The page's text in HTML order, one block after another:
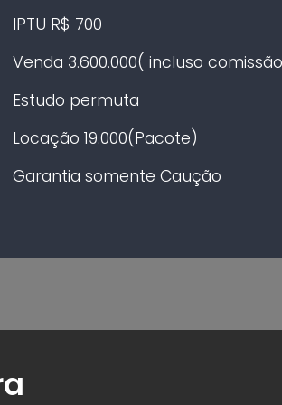
IPTU R$ 700
Venda 3.600.000( incluso
Estudo permuta
Locação 19.000(Pacote)
Garantia somente Caução